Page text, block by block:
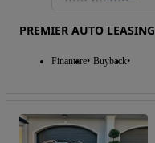
PREMIER AUTO LEASING
Finantare Buyback